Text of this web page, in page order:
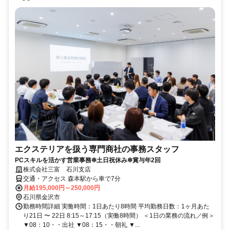
エクステリアを扱う専門商社の事務スタッフ
PCスキルを活かす営業事務❇︎土日祝休み❇︎賞与年2回
株式会社三富 石川支店
交通・アクセス 森本駅から車で7分
月給195,000円～250,000円
石川県金沢市
勤務時間詳細 実働時間：1日あたり8時間 平均勤務日数：1ヶ月あた
り21日 〜 22日 8:15～17:15（実働8時間） ＜1日の業務の流れ／例＞
▼08：10・・出社 ▼08：15・・朝礼 ▼...